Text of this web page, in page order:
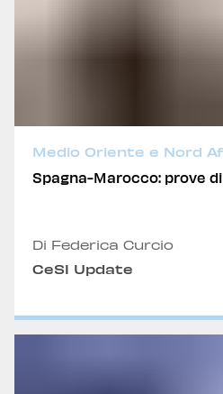
Medio Oriente e Nord
Spagna-Marocco: prove
Di Federica Curcio
CeSI Update